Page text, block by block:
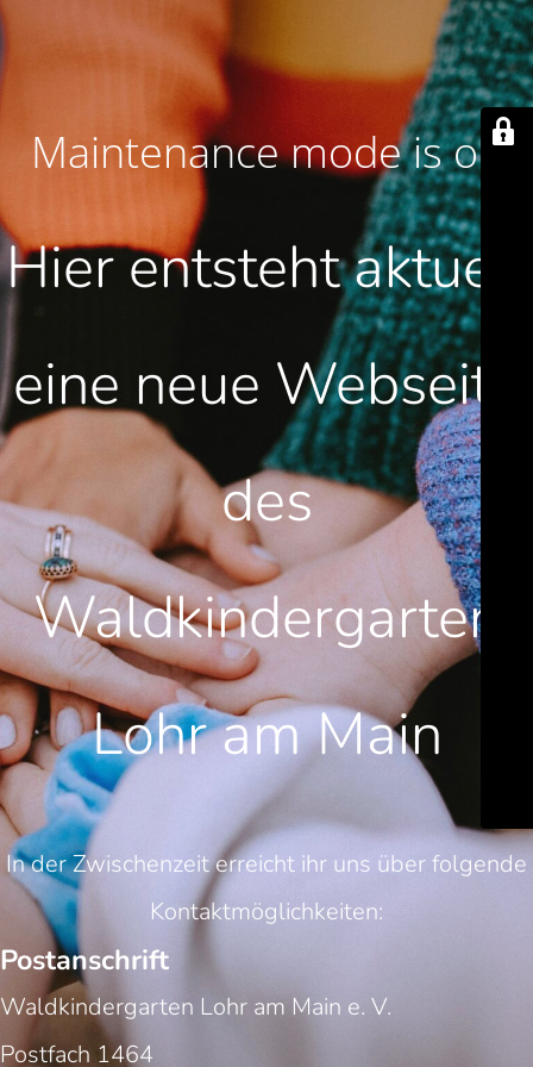
Maintenance mode is on
Hier entsteht aktuell
eine neue Webseite
des
Waldkindergarten
Lohr am Main
In der Zwischenzeit erreicht ihr uns über folgende
Kontaktmöglichkeiten:
Postanschrift
Waldkindergarten Lohr am Main e. V.
Postfach 1464